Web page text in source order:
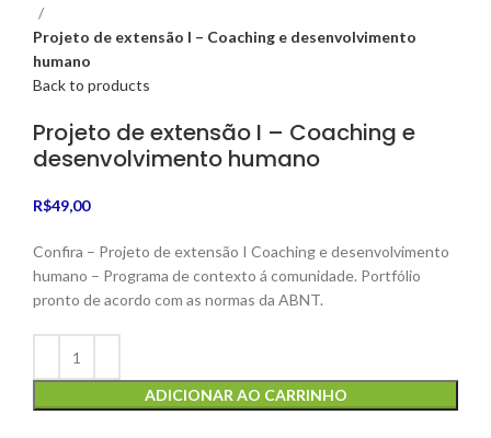
Projeto de extensão I – Coaching e desenvolvimento
humano
Back to products
Projeto de extensão I – Coaching e
desenvolvimento humano
R$49,00
Confira – Projeto de extensão I Coaching e desenvolvimento
humano – Programa de contexto á comunidade. Portfólio
pronto de acordo com as normas da ABNT.
ADICIONAR AO CARRINHO